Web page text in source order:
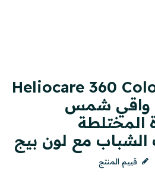
Heliocare 360
SPF 50+ 50ml واقي شمس
المختلطة
مع لون بيج
قييم المنتج